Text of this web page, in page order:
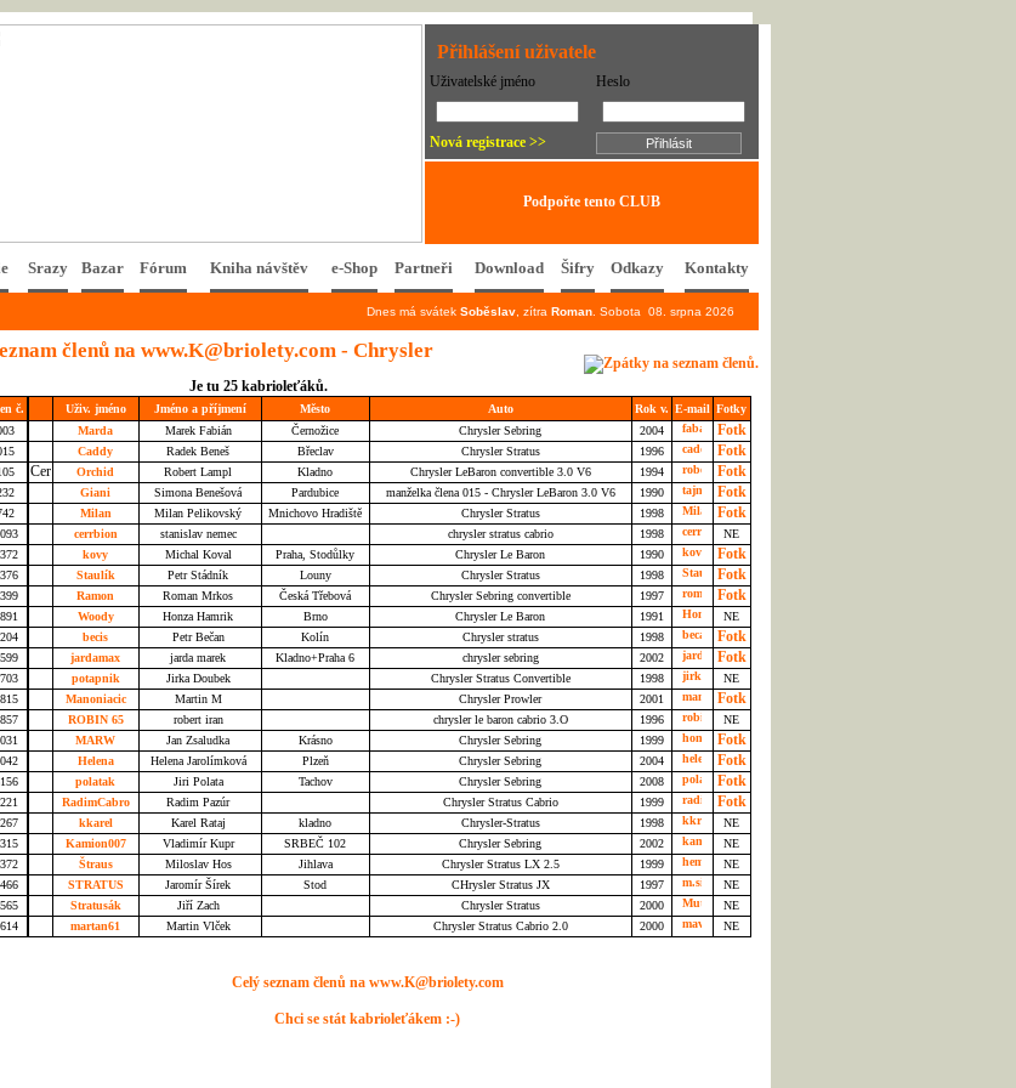
Přihlášení uživatele
Uživatelské jméno Heslo
Nová registrace >>
Podpořte tento CLUB
Srazy Bazar Fórum Kniha návštěv e-Shop Partneři Download Šifry Odkazy Kontakty
Dnes má svátek Soběslav , zítra Roman . Sobota 08. srpna 2026
členů na www.K@briolety.com - Chrysler
Je tu 25 kabrioleťáků.
č. Uživ. jméno Jménoa příjmení Město Auto Rok v. E-mail Fotky
Marda Marek Fabián Černožice Chrysler Sebring
2004
Caddy Radek Beneš Břeclav Chrysler Stratus
1996
Orchid Robert Lampl Kladno Chrysler LeBaron convertible 3.0 V6
1994
Giani Simona Benešová Pardubice manželka člena 015 - Chrysler LeBaron 3.0 V6
1990
Milan Milan Pelikovský Mnichovo Hradiště Chrysler Stratus
1998
cerrbion stanislav nemec chrysler stratus cabrio 1998
NE
kovy Michal Koval Praha, Stodůlky Chrysler Le Baron
1990
Staulík Petr Stádník Louny Chrysler Stratus
1998
Ramon Roman Mrkos Česká Třebová Chrysler Sebring convertible
1997
Woody Honza Hamrik Brno Chrysler Le Baron 1991
NE
becis Petr Bečan Kolín Chrysler stratus
1998
jardamax jarda marek Kladno+Praha 6 chrysler sebring
2002
potapnik Jirka Doubek Chrysler Stratus Convertible 1998
NE
Manoniacic Martin M Chrysler Prowler
2001
ROBIN 65 robert iran chrysler le baron cabrio 3.O 1996
NE
MARW Jan Zsaludka Krásno Chrysler Sebring
1999
Helena Helena Jarolímková Plzeň Chrysler Sebring
2004
polatak Jiri Polata Tachov Chrysler Sebring
2008
RadimCabro Radim Pazúr Chrysler Stratus Cabrio
1999
kkarel Karel Rataj kladno Chrysler-Stratus 1998
NE
Kamion007 Vladimír Kupr SRBEČ 102 Chrysler Sebring 2002
NE
Štraus Miloslav Hos Jihlava Chrysler Stratus LX 2.5 1999
NE
STRATUS Jaromír Šírek Stod CHrysler Stratus JX 1997
NE
Stratusák Jiří Zach Chrysler Stratus 2000
NE
martan61 Martin Vlček Chrysler Stratus Cabrio 2.0 2000 NE
Celý seznam členů na www.K@briolety.com
Chci se stát kabrioleťákem :-)